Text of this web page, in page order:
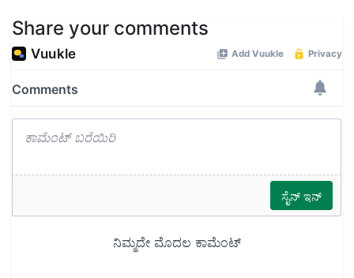
Share your comments